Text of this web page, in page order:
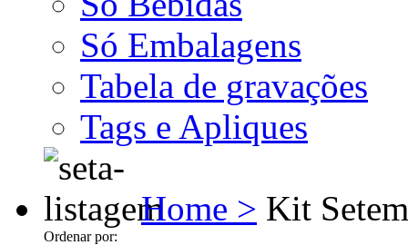
Só Embalagens
Tabela de gravações
Tags e Apliques
Home > Kit
Ordenar por: